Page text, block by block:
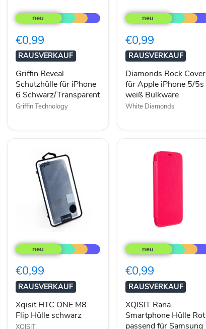
Reveal
Schutzhülle
iPhone
6
Schwarz/Transparent
€0,99
RAUSVERKAUF
Griffin Reveal
Schutzhülle für iPhone
6 Schwarz/Transparent
Griffin Technology
Rock
Cover
Apple
iPhone
5/5s
weiß
Bulkware
€0,99
RAUSVERKAUF
Diamonds Rock Cover
für Apple iPhone 5/5s
weiß Bulkware
White Diamonds
HTC
ONE
Flip
Hülle
schwarz
€0,99
RAUSVERKAUF
Xqisit HTC ONE M8
Flip Hülle schwarz
XQISIT
Rana
Smartphone
Rot
passend
für
Samsung
Galaxy
S5
€0,99
RAUSVERKAUF
XQISIT Rana
Smartphone Hülle Rot
passend für Samsung